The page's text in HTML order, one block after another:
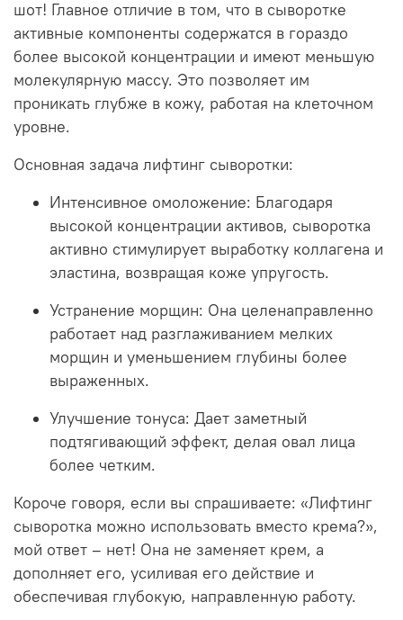
шот! Главное отличие в том, что в сыворотке
активные компоненты содержатся в гораздо
более высокой концентрации и имеют меньшую
молекулярную массу. Это позволяет им
проникать глубже в кожу, работая на клеточном
уровне.
Основная задача лифтинг сыворотки:
Интенсивное омоложение: Благодаря
высокой концентрации активов, сыворотка
активно стимулирует выработку коллагена и
эластина, возвращая коже упругость.
Устранение морщин: Она целенаправленно
работает над разглаживанием мелких
морщин и уменьшением глубины более
выраженных.
Улучшение тонуса: Дает заметный
подтягивающий эффект, делая овал лица
более четким.
Короче говоря, если вы спрашиваете: «Лифтинг
сыворотка можно использовать вместо крема?»,
мой ответ – нет! Она не заменяет крем, а
дополняет его, усиливая его действие и
обеспечивая глубокую, направленную работу.